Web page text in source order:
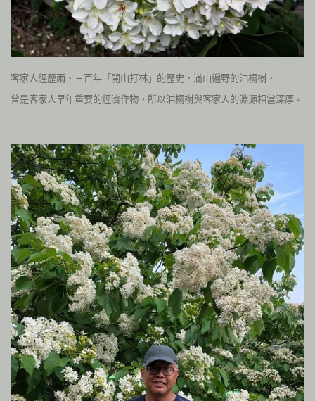
客家人經歷兩、三百年「開山打林」的歷史，滿山遍野的油桐樹，
曾是客家人早年重要的經濟作物，所以油桐樹與客家人的淵源相當深厚。